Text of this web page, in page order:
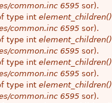
common.inc 6595 sor).
type int element_children()
common.inc 6595 sor).
type int element_children()
common.inc 6595 sor).
type int element_children()
common.inc 6595 sor).
type int element_children()
common.inc 6595 sor).